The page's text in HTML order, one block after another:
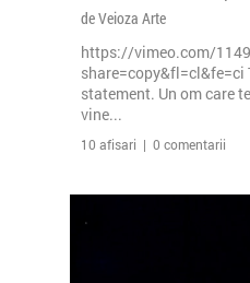
de Veioza Arte
https://vimeo.com/
share=copy&fl=cl&fe=ci
statement. Un om care
vine...
10 afisari | 0 comentarii